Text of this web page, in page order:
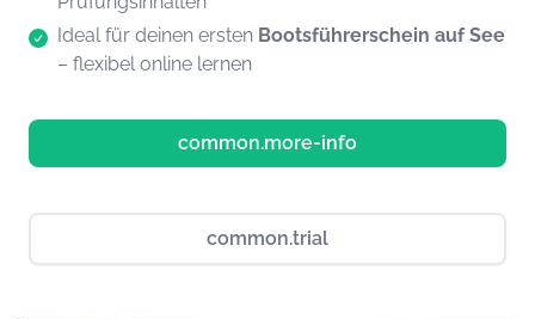
Ideal für deinen ersten Bootsführerschein auf See
– flexibel online lernen
common.more-info
common.trial